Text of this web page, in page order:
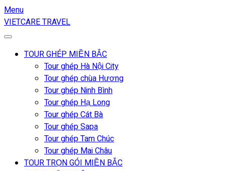
Menu
VIETCARE TRAVEL
TOUR GHÉP MIỀN BẮC
Tour ghép Hà Nội City
Tour ghép chùa Hương
Tour ghép Ninh Bình
Tour ghép Hạ Long
Tour ghép Cát Bà
Tour ghép Sapa
Tour ghép Tam Chúc
Tour ghép Mai Châu
TOUR TRỌN GÓI MIỀN BẮC